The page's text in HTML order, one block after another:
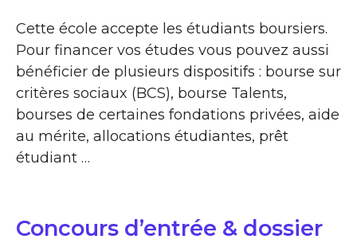
Cette école accepte les étudiants boursiers.
Pour financer vos études vous pouvez aussi
bénéficier de plusieurs dispositifs : bourse sur
critères sociaux (BCS), bourse Talents,
bourses de certaines fondations privées, aide
au mérite, allocations étudiantes, prêt
étudiant …
Concours d’entrée & dossier